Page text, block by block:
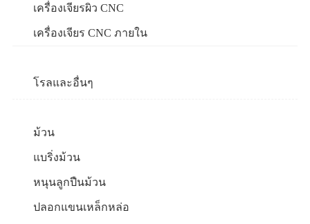
เครื่องเจียรผิว CNC
เครื่องเจียร CNC ภายใน
โรลและอื่นๆ
ม้วน
แบริ่งม้วน
หนุนลูกปืนม้วน
ปลอกแขนเหล็กหล่อ